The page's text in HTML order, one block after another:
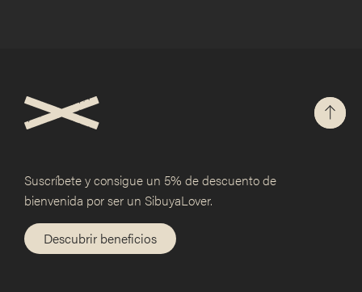
Suscríbete y consigue un 5% dedescuento de
bienvenida por ser un SibuyaLover.
Descubrir beneficios